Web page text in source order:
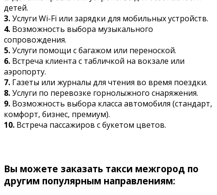
детей.
3.Услуги Wi-Fi или зарядки для мобильных устройств.
4. Возможность выбора музыкального
сопровождения.
5.Услуги помощи с багажом или переноской.
6. Встреча клиента с табличкой на вокзале или
аэропорту.
7. Газеты или журналы для чтения во время поездки.
8.Услуги по перевозке горнолыжного снаряжения.
9. Возможность выбора класса автомобиля (стандарт,
комфорт, бизнес, премиум).
10. Встреча пассажиров с букетом цветов.
Вы можете заказать такси межгород по
другим популярным направлениям: